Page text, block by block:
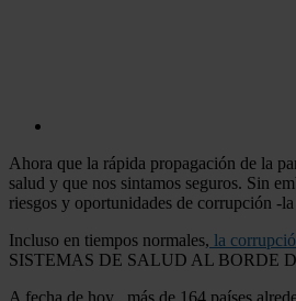
Ahora que la rápida propagación de la
salud y que nos sintamos seguros. Sin
riesgos y oportunidades de corrupción -
Incluso en tiempos normales, la
SISTEMAS DE SALUD AL BORDE
A fecha de hoy , más de 164 países